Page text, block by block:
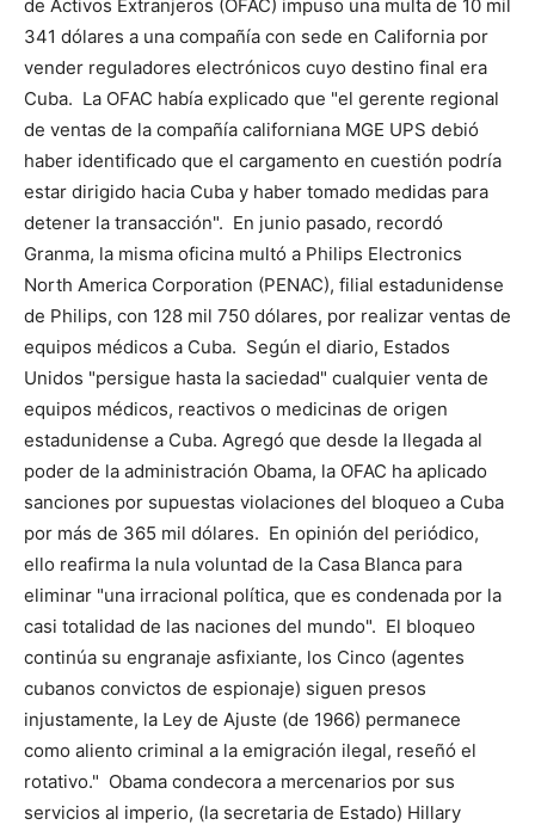
de Activos Extranjeros (OFAC) impuso una multa de 10 mil
341 dólares a una compañía con sede en California por
vender reguladores electrónicos cuyo destino final era
Cuba. La OFAC había explicado que "el gerente regional
de ventas de la compañía californiana MGE UPS debió
haber identificado que el cargamento en cuestión podría
estar dirigido hacia Cuba y haber tomado medidas para
detener la transacción". En junio pasado, recordó
Granma, la misma oficina multó a Philips Electronics
North America Corporation (PENAC), filial estadunidense
de Philips, con 128 mil 750 dólares, por realizar ventas de
equipos médicos a Cuba. Según el diario, Estados
Unidos "persigue hasta la saciedad" cualquier venta de
equipos médicos, reactivos o medicinas de origen
estadunidense a Cuba. Agregó que desde la llegada al
poder de la administración Obama, la OFAC ha aplicado
sanciones por supuestas violaciones del bloqueo a Cuba
por más de 365 mil dólares. En opinión del periódico,
ello reafirma la nula voluntad de la Casa Blanca para
eliminar "una irracional política, que es condenada por la
casi totalidad de las naciones del mundo". El bloqueo
continúa su engranaje asfixiante, los Cinco (agentes
cubanos convictos de espionaje) siguen presos
injustamente, la Ley de Ajuste (de 1966) permanece
como aliento criminal a la emigración ilegal, reseñó el
rotativo." Obama condecora a mercenarios por sus
servicios al imperio, (la secretaria de Estado) Hillary